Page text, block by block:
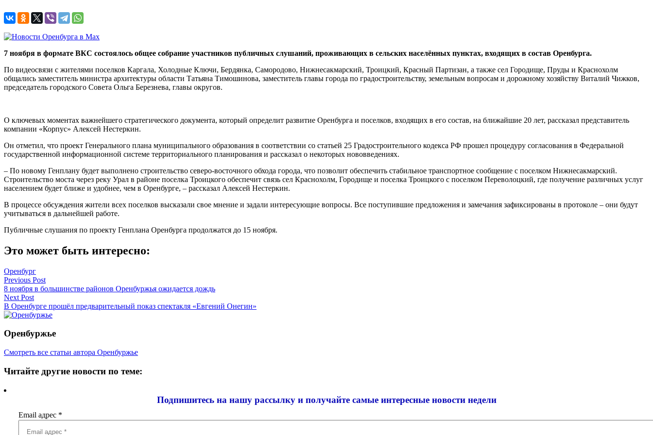
7 ноября в формате ВКС состоялось общее собрание участников публичных слушаний, проживающих в сельских населённых пунктах, входящих в состав Оренбурга.
По видеосвязи с жителями поселков Каргала, Холодные Ключи, Бердянка, Самородово, Нижнесакмарский, Троицкий, Красный Партизан, а также сел Городище, Пруды и Краснохолм
общались заместитель министра архитектуры области Татьяна Тимошинова, заместитель главы города по градостроительству, земельным вопросам и дорожному хозяйству Виталий Чижков,
председатель городского Совета Ольга Березнева, главы округов.
О ключевых моментах важнейшего стратегического документа, который определит развитие Оренбурга и поселков, входящих в его состав, на ближайшие 20 лет, рассказал представитель
компании «Корпус» Алексей Нестеркин.
Он отметил, что проект Генерального плана муниципального образования в соответствии со статьей 25 Градостроительного кодекса РФ прошел процедуру согласования в Федеральной
государственной информационной системе территориального планирования и рассказал о некоторых нововведениях.
– По новому Генплану будет выполнено строительство северо-восточного обхода города, что позволит обеспечить стабильное транспортное сообщение с поселком Нижнесакмарский.
Строительство моста через реку Урал в районе поселка Троицкого обеспечит связь сел Краснохолм, Городище и поселка Троицкого с поселком Переволоцкий, где получение различных услуг
населением будет ближе и удобнее, чем в Оренбурге, – рассказал Алексей Нестеркин.
В процессе обсуждения жители всех поселков высказали свое мнение и задали интересующие вопросы. Все поступившие предложения и замечания зафиксированы в протоколе – они будут
учитываться в дальнейшей работе.
Публичные слушания по проекту Генплана Оренбурга продолжатся до 15 ноября.
Это может быть интересно:
Оренбург
Навигация
по
записям
Previous Post
8 ноября в большинстве районов Оренбуржья ожидается дождь
Next Post
В Оренбурге прошёл предварительный показ спектакля «Евгений Онегин»
Оренбуржье
Смотреть все статьи автора Оренбуржье
Читайте другие новости по теме:
Подпишитесь на нашу рассылку и получайте самые интересные новости недели
Email адрес *